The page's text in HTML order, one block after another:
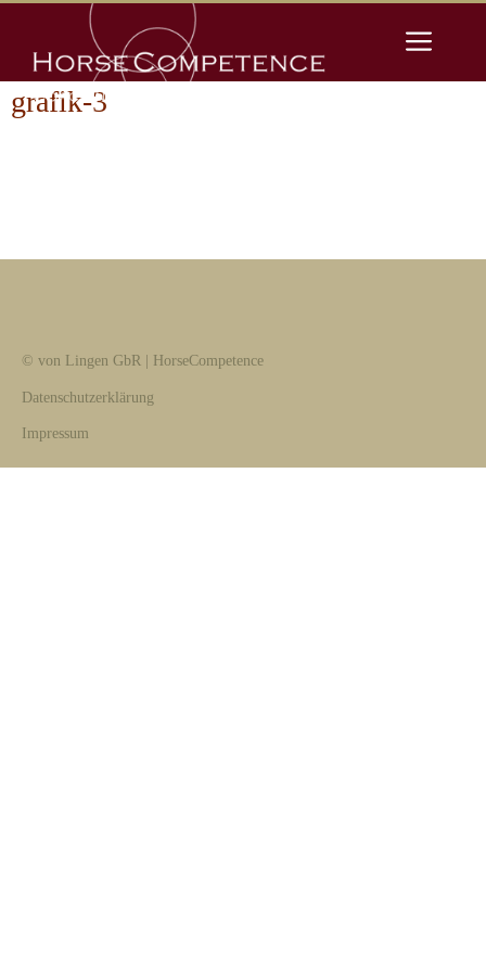
springen
grafik-3
© von Lingen GbR | HorseCompetence
Datenschutzerklärung
Impressum